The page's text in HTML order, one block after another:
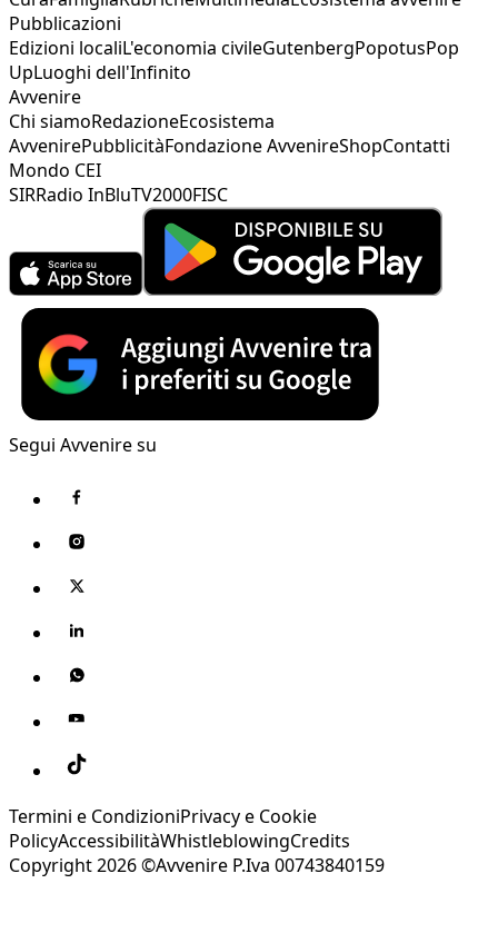
Pubblicazioni
Edizioni localiL'economia civileGutenbergPopotusPop
UpLuoghi dell'Infinito
Avvenire
Chi siamoRedazioneEcosistema
AvvenirePubblicitàFondazione AvvenireShopContatti
Mondo CEI
SIRRadio InBluTV2000FISC
Segui Avvenire su
Termini e CondizioniPrivacy e Cookie
PolicyAccessibilitàWhistleblowingCredits
Copyright 2026 ©Avvenire P.Iva 00743840159